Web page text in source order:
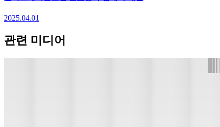
2025.04.01
관련 미디어